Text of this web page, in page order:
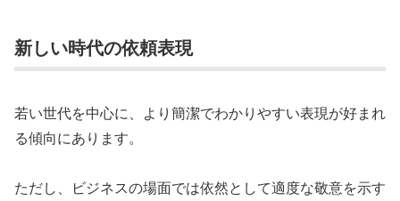
新しい時代の依頼表現
若い世代を中心に、より簡潔でわかりやすい表現が好まれ
る傾向にあります。
ただし、ビジネスの場面では依然として適度な敬意を示す